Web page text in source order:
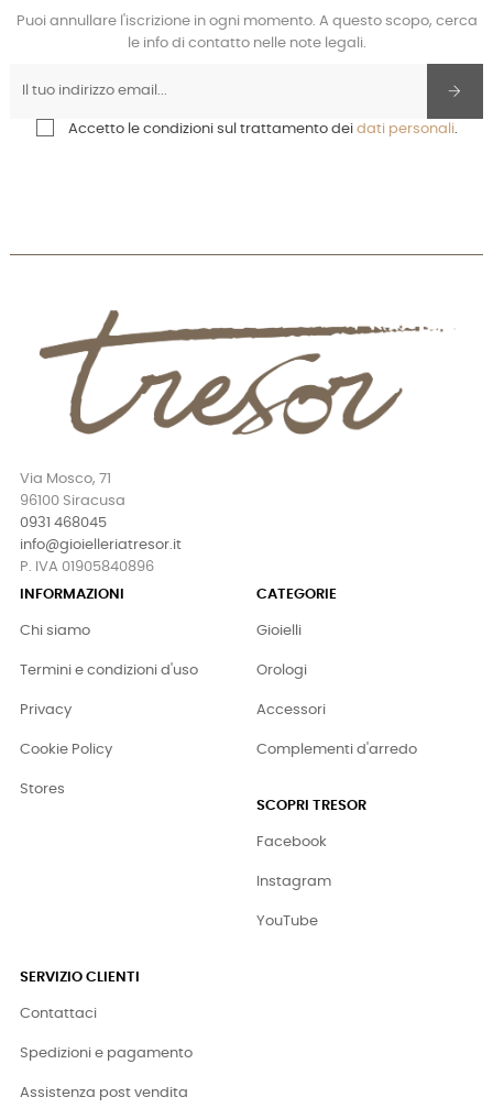
Puoi annullare l'iscrizione in ogni momento. A questo scopo, cerca
le info di contatto nelle note legali.
Accetto le condizioni sul trattamento dei dati personali.
Via Mosco, 71
96100 Siracusa
0931 468045
info@gioielleriatresor.it
P. IVA 01905840896
INFORMAZIONI
Chi siamo
Termini e condizioni d'uso
Privacy
Cookie Policy
Stores
CATEGORIE
Gioielli
Orologi
Accessori
Complementi d'arredo
SCOPRI TRESOR
Facebook
Instagram
YouTube
SERVIZIO CLIENTI
Contattaci
Spedizioni e pagamento
Assistenza post vendita